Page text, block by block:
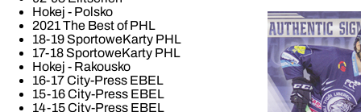
Hokej - Polsko
2021 The Best of PHL
18-19 SportoweKarty PHL
17-18 SportoweKarty PHL
Hokej - Rakousko
16-17 City-Press EBEL
15-16 City-Press EBEL
14-15 City-Press EBEL